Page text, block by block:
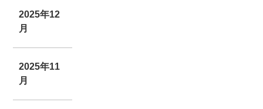
2025年12
月
2025年11
月